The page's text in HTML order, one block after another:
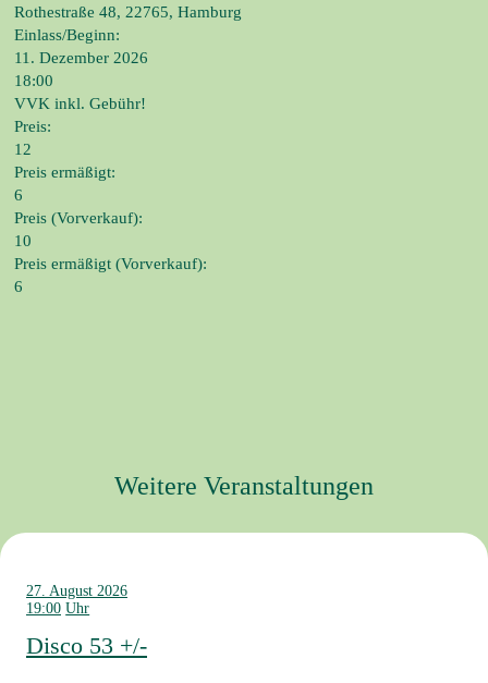
Rothestraße 48, 22765, Hamburg
Einlass/Beginn:
11. Dezember 2026
18:00
VVK inkl. Gebühr!
Preis:
12
Preis ermäßigt:
6
Preis (Vorverkauf):
10
Preis ermäßigt (Vorverkauf):
6
Weitere Veranstaltungen
27. August 2026
19:00
Disco 53 +/-